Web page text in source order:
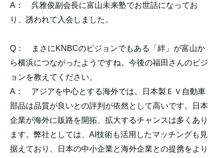
A： 呉雅俊副会長に富山未来塾でお世話になってお
り、誘われて入会しました。
Q：
まさにKNBCのビジョンでもある「絆」が富山か
ら横浜につながったようですね。今後の福田さんのビジ
ョンを教えてください。
A： アジアを中心とする海外では、日本製ＥＶ自動車
部品は品質が良いとの評判が依然として高いです。日本
企業が海外に販路を開拓、拡大するチャンスは多くあり
ます。弊社としては、AI技術も活用したマッチングも見
据えており、日本の中小企業と海外企業との提携をより